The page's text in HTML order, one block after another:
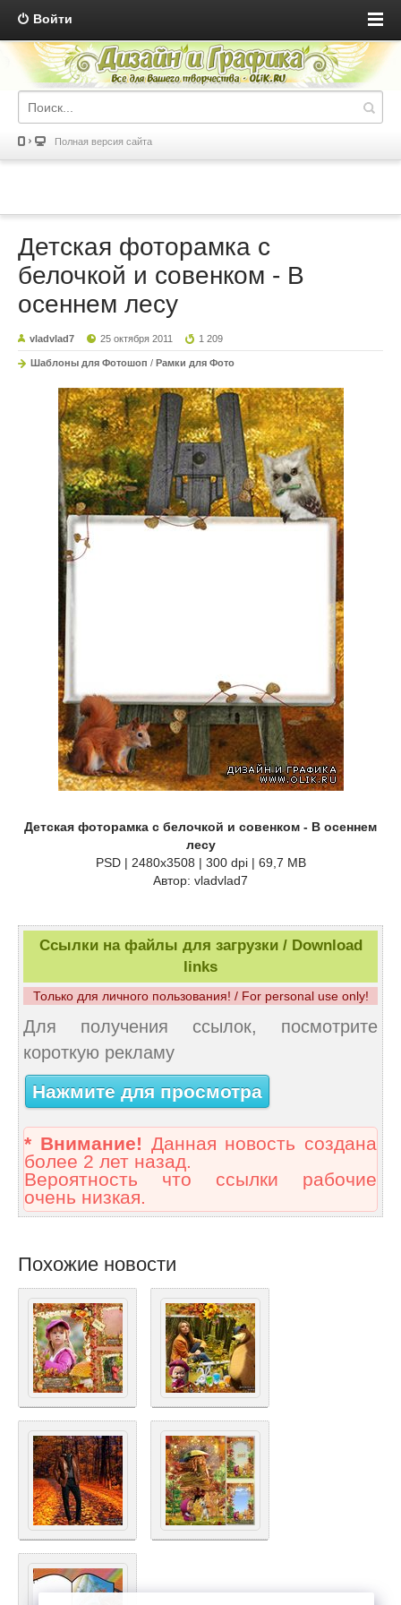
Войти
Полная версия сайта
Детская фоторамка с
белочкой и совенком - В
осеннем лесу
vladvlad7 25 октября 2011 1 209
Шаблоны для Фотошоп / Рамки для Фото
Детская фоторамка с белочкой и совенком - В осеннем
лесу
PSD | 2480х3508 | 300 dpi | 69,7 MB
Автор: vladvlad7
Ссылки на файлы для загрузки / Download
links
Только для личного пользования! / For personal use only!
Для получения ссылок, посмотрите
короткую рекламу
Нажмите для просмотра
* Внимание! Данная новость создана
более 2 лет назад.
Вероятность что ссылки рабочие
очень низкая.
Похожие новости